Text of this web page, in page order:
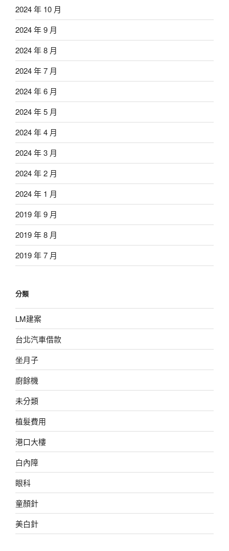
2024 年 10 月
2024 年 9 月
2024 年 8 月
2024 年 7 月
2024 年 6 月
2024 年 5 月
2024 年 4 月
2024 年 3 月
2024 年 2 月
2024 年 1 月
2019 年 9 月
2019 年 8 月
2019 年 7 月
分類
LM建案
台北汽車借款
坐月子
廚餘機
未分類
植髮費用
港口大樓
白內障
眼科
童顏針
美白針